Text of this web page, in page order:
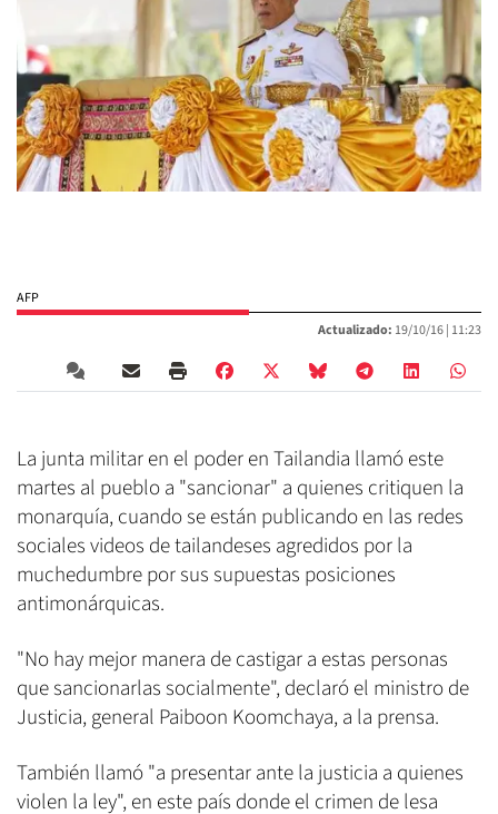
AFP
Actualizado: 19/10/16 | 11:23
La junta militar en el poder en Tailandia llamó este
martes al pueblo a "sancionar" a quienes critiquen la
monarquía, cuando se están publicando en las redes
sociales videos de tailandeses agredidos por la
muchedumbre por sus supuestas posiciones
antimonárquicas.
"No hay mejor manera de castigar a estas personas
que sancionarlas socialmente", declaró el ministro de
Justicia, general Paiboon Koomchaya, a la prensa.
También llamó "a presentar ante la justicia a quienes
violen la ley", en este país donde el crimen de lesa